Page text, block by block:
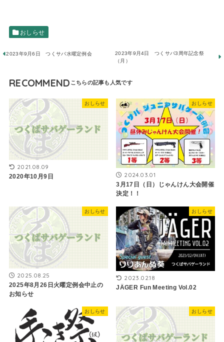
おしらせ
2023年9月6日 つくサバ水曜定例会
2023年9月4日 つくサバ3周年記念祭
（月）
RECOMMEND
おしらせ
2021.08.09
2020年10月9日
おしらせ
2024.03.01
3月17日（日）じゃんけん大会開催
決定！！
おしらせ
2025.08.25
2025年8月26日火曜定例会中止の
お知らせ
おしらせ
2023.02.18
JÄGER Fun Meeting Vol.02
おしらせ おしらせ